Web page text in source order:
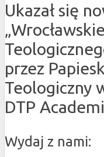
Ukazał się
przez
Teologiczny
DTP
Wydaj z nami: